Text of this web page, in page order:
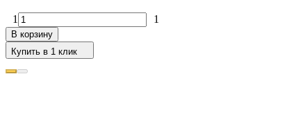
1 1
В корзину
Купить в 1 клик